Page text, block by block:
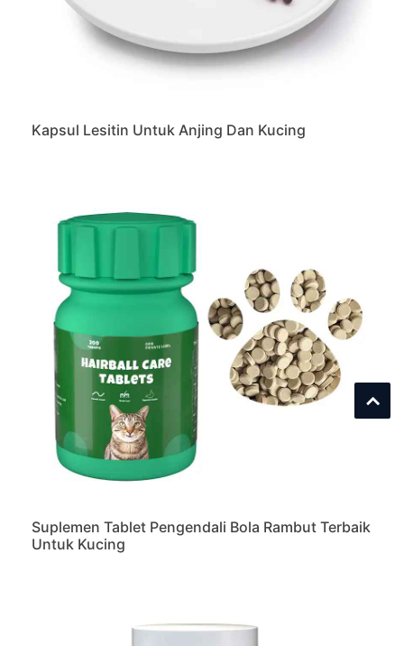
Kapsul Lesitin Untuk Anjing Dan Kucing
Suplemen Tablet Pengendali Bola Rambut Terbaik
Untuk Kucing